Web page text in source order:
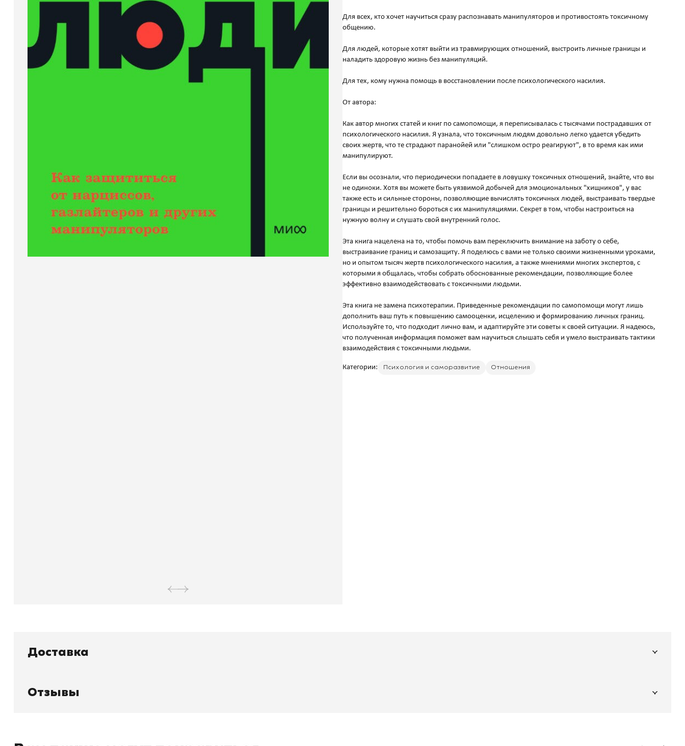
Для всех, кто хочет научиться сразу распознавать манипуляторов и противостоять токсичному
общению.
Для людей, которые хотят выйти из травмирующих отношений, выстроить личные границы и
наладить здоровую жизнь без манипуляций.
Для тех, кому нужна помощь в восстановлении после психологического насилия.
От автора:
Как автор многих статей и книг по самопомощи, я переписывалась с тысячами пострадавших от
психологического насилия. Я узнала, что токсичным людям довольно легко удается убедить
своих жертв, что те страдают паранойей или "слишком остро реагируют", в то время как ими
манипулируют.
Если вы осознали, что периодически попадаете в ловушку токсичных отношений, знайте, что вы
не одиноки. Хотя вы можете быть уязвимой добычей для эмоциональных "хищников", у вас
также есть и сильные стороны, позволяющие вычислять токсичных людей, выстраивать твердые
границы и решительно бороться с их манипуляциями. Секрет в том, чтобы настроиться на
нужную волну и слушать свой внутренний голос.
Эта книга нацелена на то, чтобы помочь вам переключить внимание на заботу о себе,
выстраивание границ и самозащиту. Я поделюсь с вами не только своими жизненными уроками,
но и опытом тысяч жертв психологического насилия, а также мнениями многих экспертов, с
которыми я общалась, чтобы собрать обоснованные рекомендации, позволяющие более
эффективно взаимодействовать с токсичными людьми.
Эта книга не замена психотерапии. Приведенные рекомендации по самопомощи могут лишь
дополнить ваш путь к повышению самооценки, исцелению и формированию личных границ.
Используйте то, что подходит лично вам, и адаптируйте эти советы к своей ситуации. Я надеюсь,
что полученная информация поможет вам научиться слышать себя и умело выстраивать тактики
Категории: Психология и саморазвитие Отношения
Доставка
Отзывы